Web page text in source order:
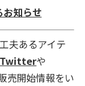
お知らせ
夫あるアイテ
Twitterや
売開始情報をい